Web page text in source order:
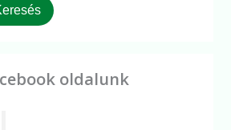
oldalunk